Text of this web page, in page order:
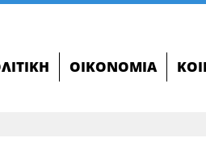
ΟΙΚΟΝΟΜΊΑ